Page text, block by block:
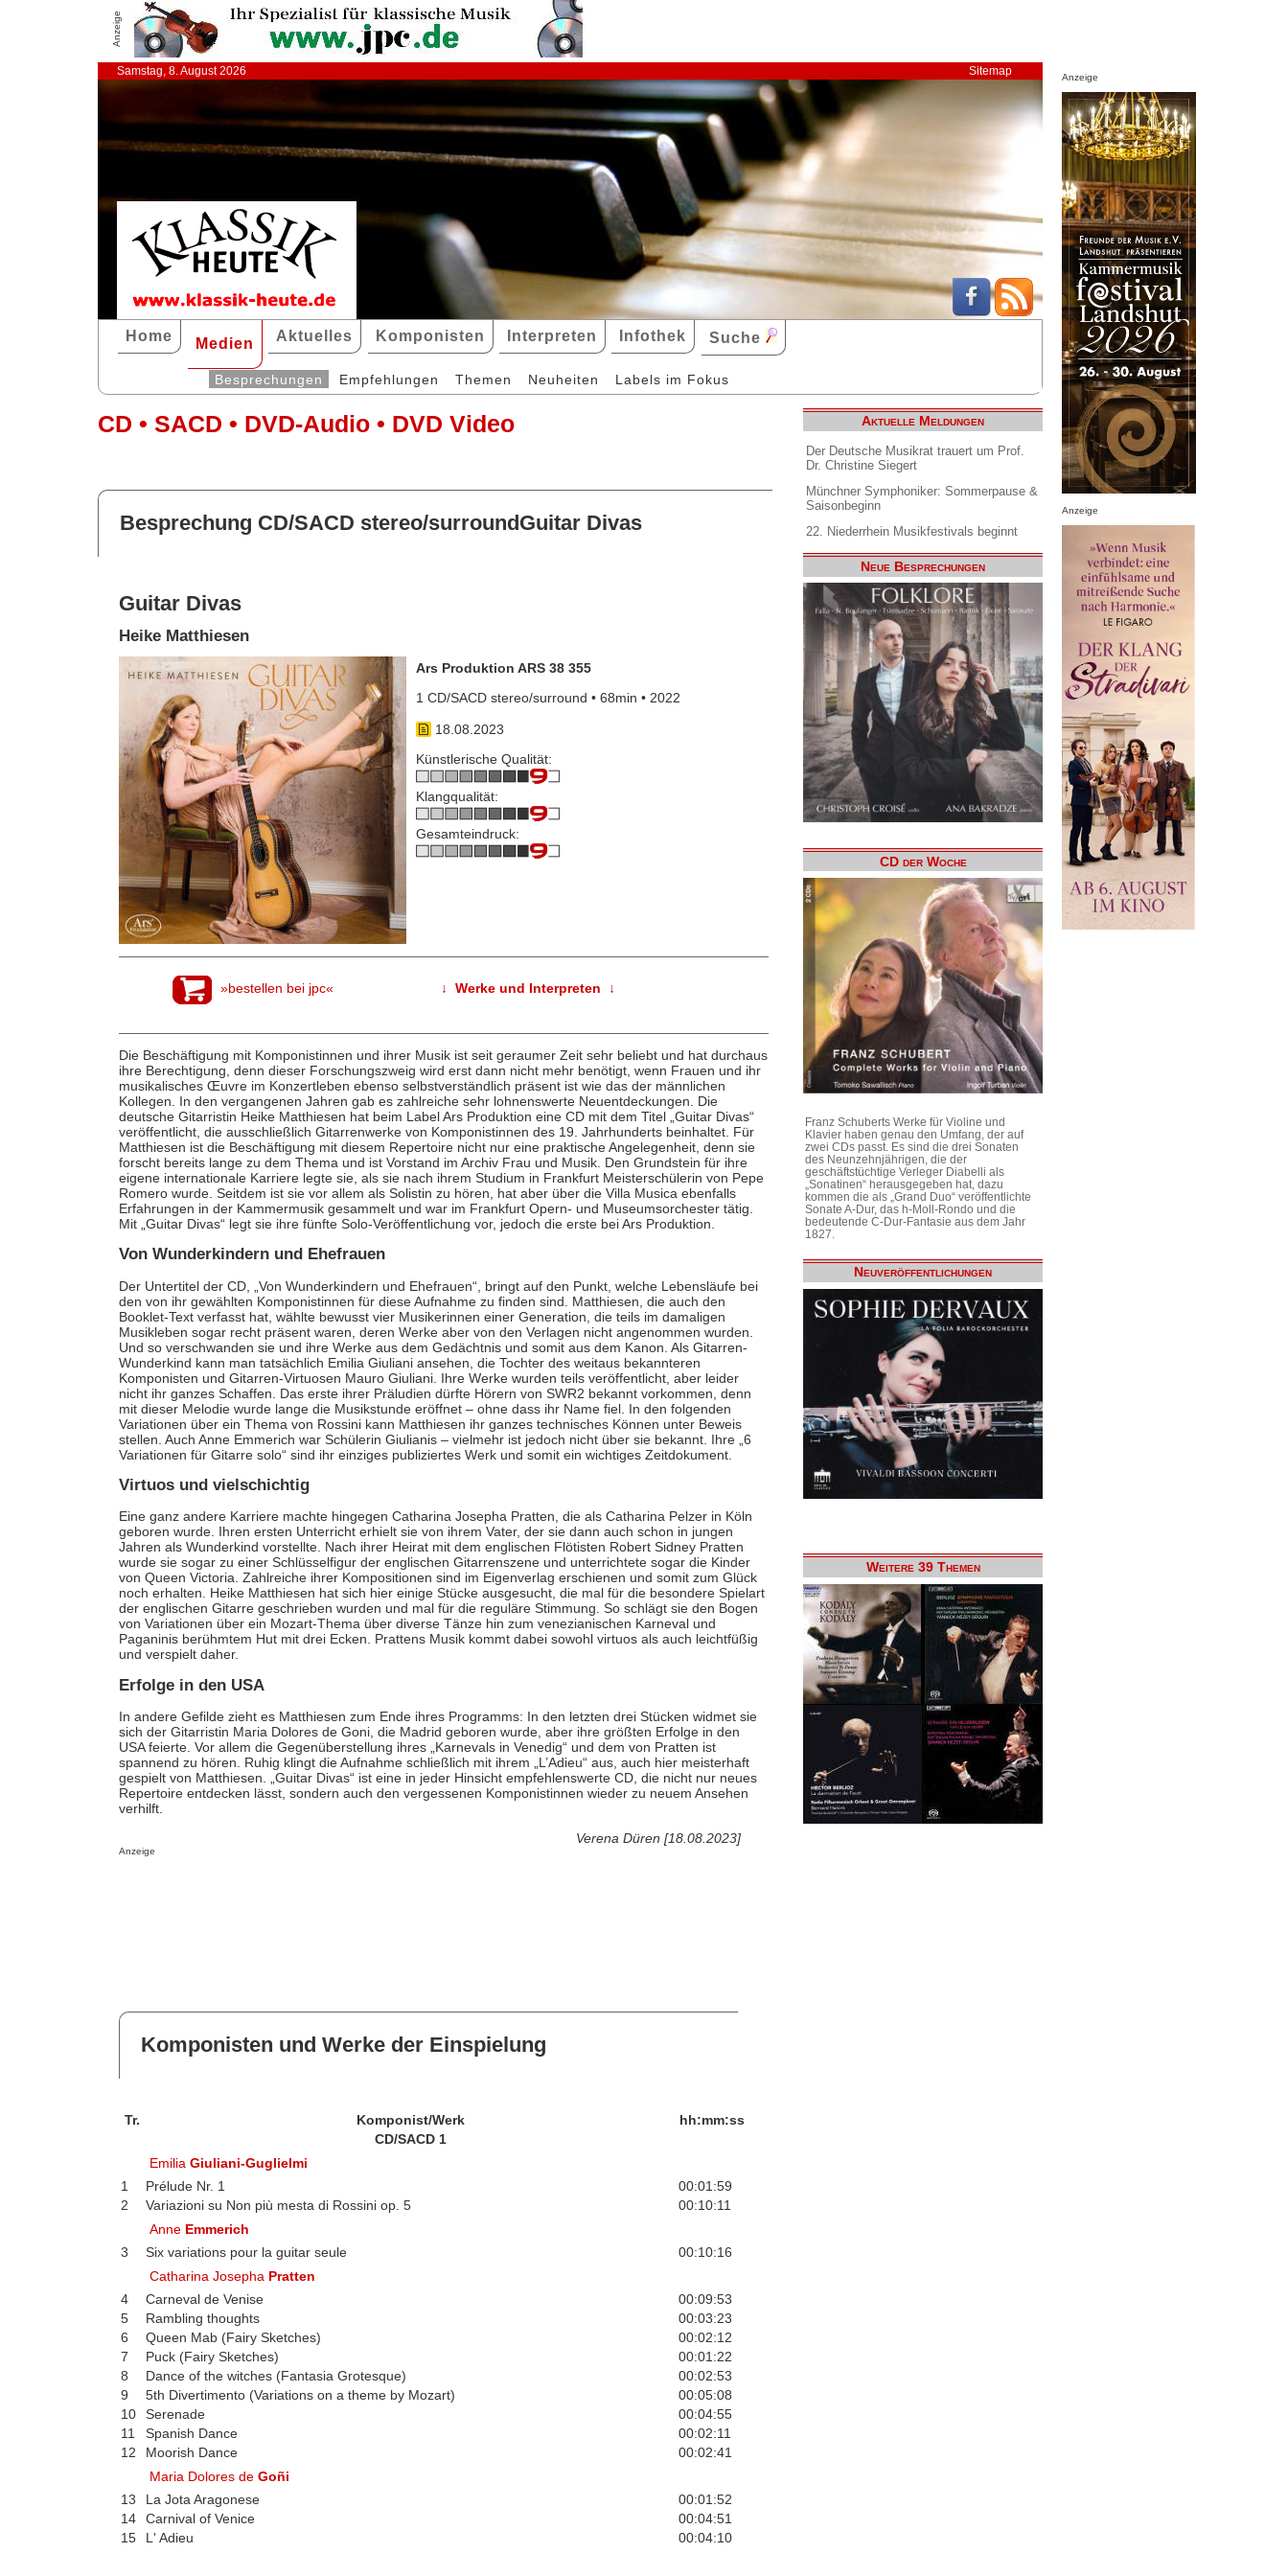
Anzeige
Samstag, 8. August 2026 Sitemap
Home Medien Aktuelles Komponisten Interpreten Infothek Suche
Besprechungen Empfehlungen Themen Neuheiten Labels im Fokus
CD • SACD • DVD-Audio • DVD Video
Besprechung CD/SACD stereo/surroundGuitar Divas
Guitar Divas
Heike Matthiesen
Ars Produktion ARS 38 355
1 CD/SACD stereo/surround • 68min • 2022
18.08.2023
Künstlerische Qualität:
Klangqualität:
Gesamteindruck:
»bestellen bei jpc« ↓ Werke und Interpreten ↓
Die Beschäftigung mit Komponistinnen und ihrer Musik ist seit geraumer Zeit sehr beliebt und hat durchaus
ihre Berechtigung, denn dieser Forschungszweig wird erst dann nicht mehr benötigt, wenn Frauen und ihr
musikalisches Œuvre im Konzertleben ebenso selbstverständlich präsent ist wie das der männlichen
Kollegen. In den vergangenen Jahren gab es zahlreiche sehr lohnenswerte Neuentdeckungen. Die
deutsche Gitarristin Heike Matthiesen hat beim Label Ars Produktion eine CD mit dem Titel „Guitar Divas“
veröffentlicht, die ausschließlich Gitarrenwerke von Komponistinnen des 19. Jahrhunderts beinhaltet. Für
Matthiesen ist die Beschäftigung mit diesem Repertoire nicht nur eine praktische Angelegenheit, denn sie
forscht bereits lange zu dem Thema und ist Vorstand im Archiv Frau und Musik. Den Grundstein für ihre
eigene internationale Karriere legte sie, als sie nach ihrem Studium in Frankfurt Meisterschülerin von Pepe
Romero wurde. Seitdem ist sie vor allem als Solistin zu hören, hat aber über die Villa Musica ebenfalls
Erfahrungen in der Kammermusik gesammelt und war im Frankfurt Opern- und Museumsorchester tätig.
Mit „Guitar Divas“ legt sie ihre fünfte Solo-Veröffentlichung vor, jedoch die erste bei Ars Produktion.
Von Wunderkindern und Ehefrauen
Der Untertitel der CD, „Von Wunderkindern und Ehefrauen“, bringt auf den Punkt, welche Lebensläufe bei
den von ihr gewählten Komponistinnen für diese Aufnahme zu finden sind. Matthiesen, die auch den
Booklet-Text verfasst hat, wählte bewusst vier Musikerinnen einer Generation, die teils im damaligen
Musikleben sogar recht präsent waren, deren Werke aber von den Verlagen nicht angenommen wurden.
Und so verschwanden sie und ihre Werke aus dem Gedächtnis und somit aus dem Kanon. Als Gitarren-
Wunderkind kann man tatsächlich Emilia Giuliani ansehen, die Tochter des weitaus bekannteren
Komponisten und Gitarren-Virtuosen Mauro Giuliani. Ihre Werke wurden teils veröffentlicht, aber leider
nicht ihr ganzes Schaffen. Das erste ihrer Präludien dürfte Hörern von SWR2 bekannt vorkommen, denn
mit dieser Melodie wurde lange die Musikstunde eröffnet – ohne dass ihr Name fiel. In den folgenden
Variationen über ein Thema von Rossini kann Matthiesen ihr ganzes technisches Können unter Beweis
stellen. Auch Anne Emmerich war Schülerin Giulianis – vielmehr ist jedoch nicht über sie bekannt. Ihre „6
Variationen für Gitarre solo“ sind ihr einziges publiziertes Werk und somit ein wichtiges Zeitdokument.
Virtuos und vielschichtig
Eine ganz andere Karriere machte hingegen Catharina Josepha Pratten, die als Catharina Pelzer in Köln
geboren wurde. Ihren ersten Unterricht erhielt sie von ihrem Vater, der sie dann auch schon in jungen
Jahren als Wunderkind vorstellte. Nach ihrer Heirat mit dem englischen Flötisten Robert Sidney Pratten
wurde sie sogar zu einer Schlüsselfigur der englischen Gitarrenszene und unterrichtete sogar die Kinder
von Queen Victoria. Zahlreiche ihrer Kompositionen sind im Eigenverlag erschienen und somit zum Glück
noch erhalten. Heike Matthiesen hat sich hier einige Stücke ausgesucht, die mal für die besondere Spielart
der englischen Gitarre geschrieben wurden und mal für die reguläre Stimmung. So schlägt sie den Bogen
von Variationen über ein Mozart-Thema über diverse Tänze hin zum venezianischen Karneval und
Paganinis berühmtem Hut mit drei Ecken. Prattens Musik kommt dabei sowohl virtuos als auch leichtfüßig
und verspielt daher.
Erfolge in den USA
In andere Gefilde zieht es Matthiesen zum Ende ihres Programms: In den letzten drei Stücken widmet sie
sich der Gitarristin Maria Dolores de Goni, die Madrid geboren wurde, aber ihre größten Erfolge in den
USA feierte. Vor allem die Gegenüberstellung ihres „Karnevals in Venedig“ und dem von Pratten ist
spannend zu hören. Ruhig klingt die Aufnahme schließlich mit ihrem „L’Adieu“ aus, auch hier meisterhaft
gespielt von Matthiesen. „Guitar Divas“ ist eine in jeder Hinsicht empfehlenswerte CD, die nicht nur neues
Repertoire entdecken lässt, sondern auch den vergessenen Komponistinnen wieder zu neuem Ansehen
verhilft.
Verena Düren [18.08.2023]
Anzeige
Komponisten und Werke der Einspielung
Tr. Komponist/Werk
hh:mm:ss
CD/SACD 1
EmiliaGiuliani-Guglielmi
1
Prélude Nr. 1
00:01:59
2
Variazioni su Non più mesta di Rossini op. 5
00:10:11
Anne Emmerich
3
Six variations pour la guitar seule
00:10:16
Catharina Josepha Pratten
4
Carneval de Venise
00:09:53
5
Rambling thoughts
00:03:23
6
Queen Mab (Fairy Sketches)
00:02:12
7
Puck (Fairy Sketches)
00:01:22
8
Dance of the witches (Fantasia Grotesque)
00:02:53
9
5th Divertimento (Variations on a theme by Mozart)
00:05:08
10
Serenade
00:04:55
11
Spanish Dance
00:02:11
12
Moorish Dance
00:02:41
Maria Dolores deGoñi
13
La Jota Aragonese
00:01:52
14
Carnival of Venice
00:04:51
15
L' Adieu 00:04:10
Aktuelle Meldungen
Der Deutsche Musikrat trauert um Prof.
Dr. Christine Siegert
Münchner Symphoniker: Sommerpause &
Saisonbeginn
22. Niederrhein Musikfestivals beginnt
Neue Besprechungen
CD der Woche
Franz Schuberts Werke für Violine und
Klavier haben genau den Umfang, der auf
zwei CDs passt. Es sind die drei Sonaten
des Neunzehnjährigen, die der
geschäftstüchtige Verleger Diabelli als
„Sonatinen“ herausgegeben hat, dazu
kommen die als „Grand Duo“ veröffentlichte
Sonate A-Dur, das h-Moll-Rondo und die
bedeutende C-Dur-Fantasie aus dem Jahr
1827.
Neuveröffentlichungen
Weitere 39 Themen
Anzeige
Anzeige